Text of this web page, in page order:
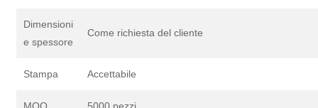
Dimensioni
e spessore
Come richiesta del cliente
Stampa Accettabile